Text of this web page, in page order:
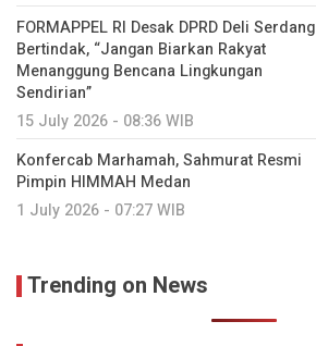
FORMAPPEL RI Desak DPRD Deli Serdang
Bertindak, “Jangan Biarkan Rakyat
Menanggung Bencana Lingkungan
Sendirian”
15 July 2026 - 08:36 WIB
Konfercab Marhamah, Sahmurat Resmi
Pimpin HIMMAH Medan
1 July 2026 - 07:27 WIB
Trending on News